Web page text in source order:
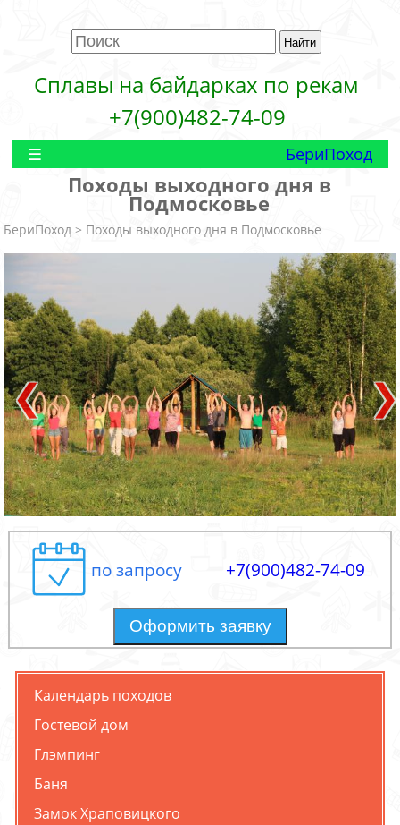
Сплавы на байдарках по рекам
+7(900)482-74-09
БериПоход
Походы выходного дня в
Подмосковье
БериПоход > Походы выходного дня в Подмосковье
по запросу +7(900)482-74-09
Оформить заявку
Календарь походов
Гостевой дом
Глэмпинг
Баня
Замок Храповицкого